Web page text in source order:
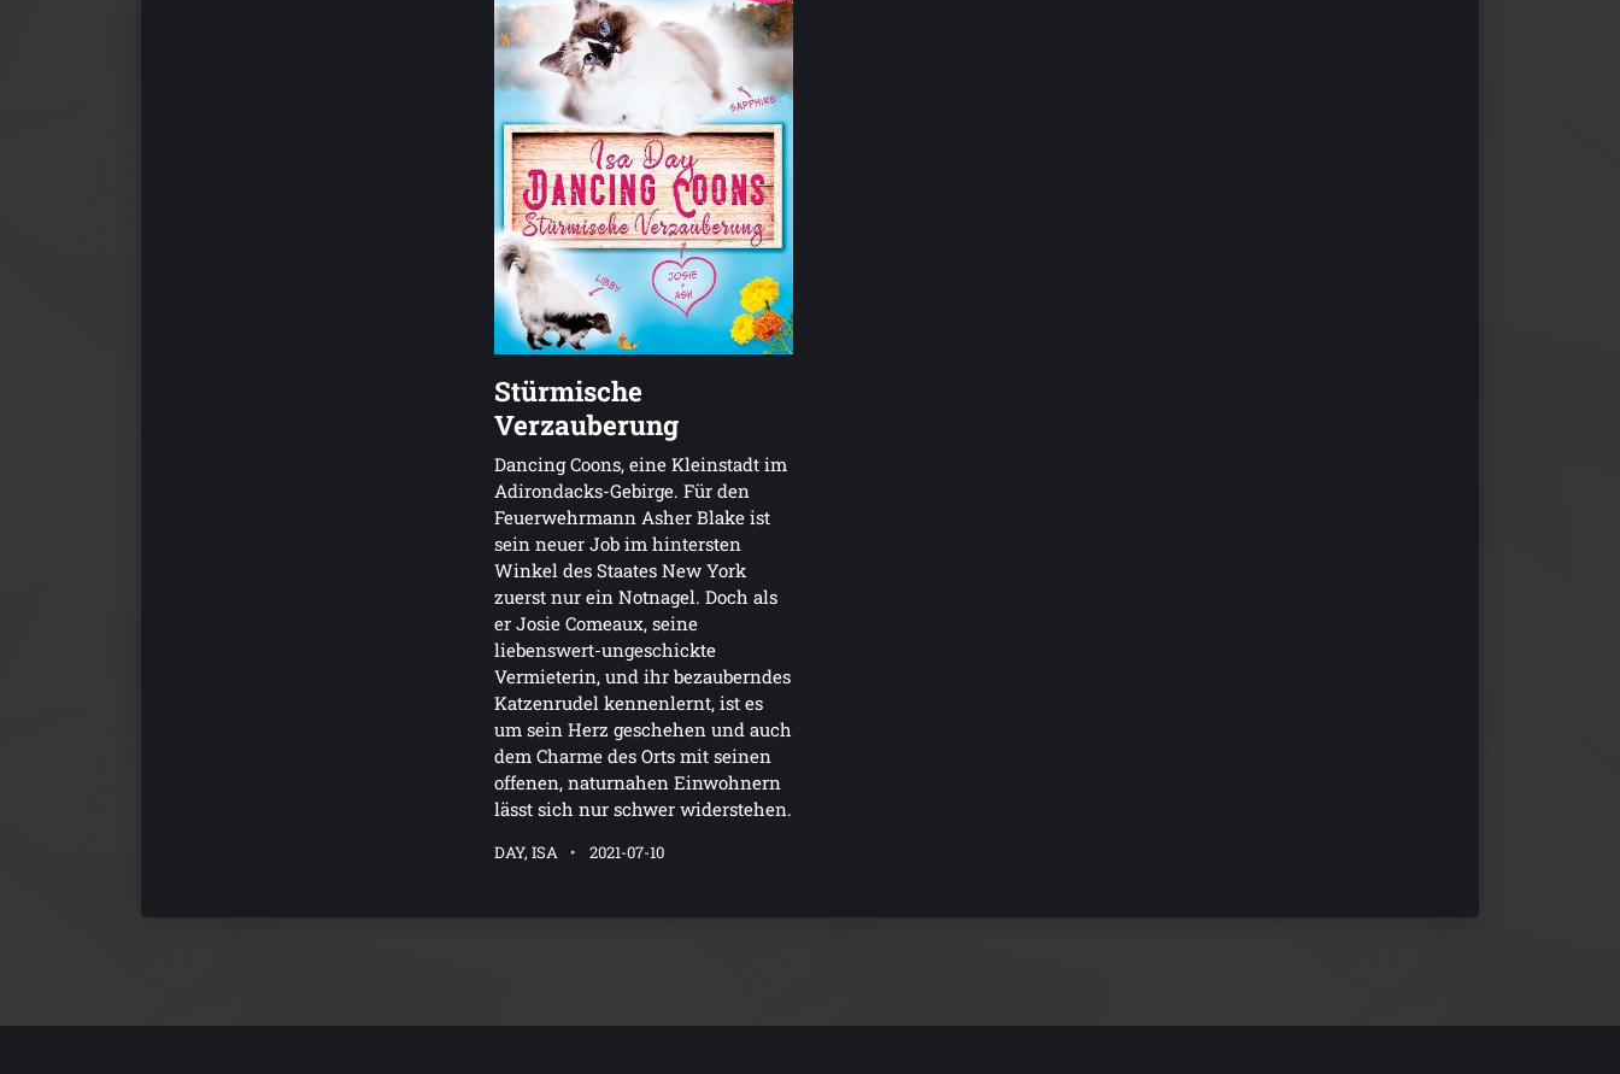
Stürmische
Verzauberung
Dancing Coons, eine Kleinstadt im
Adirondacks-Gebirge. Für den
Feuerwehrmann Asher Blake ist
sein neuer Job im hintersten
Winkel des Staates New York
zuerst nur ein Notnagel. Doch als
er Josie Comeaux, seine
liebenswert-ungeschickte
Vermieterin, und ihr bezauberndes
Katzenrudel kennenlernt, ist es
um sein Herz geschehen und auch
dem Charme des Orts mit seinen
offenen, naturnahen Einwohnern
lässt sich nur schwer widerstehen.
DAY, ISA 2021-07-10